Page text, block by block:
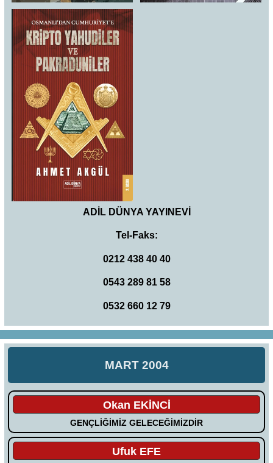
ADİL DÜNYA YAYINEVİ
Tel-Faks:
0212 438 40 40
0543 289 81 58
0532 660 12 79
MART 2004
Okan EKİNCİ
GENÇLİĞİMİZ GELECEĞİMİZDİR
Ufuk EFE